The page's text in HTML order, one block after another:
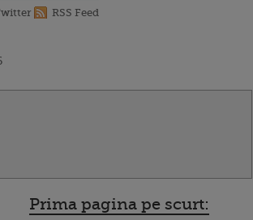
RSS Feed
Prima pagina pe scurt: